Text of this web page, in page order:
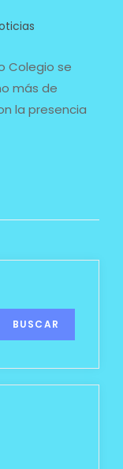
Colegio se
más de
la presencia
BUSCAR